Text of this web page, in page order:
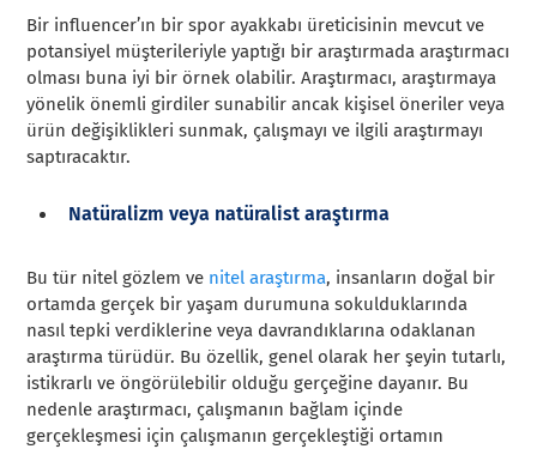
Bir influencer’ın bir spor ayakkabı üreticisinin mevcut ve
potansiyel müşterileriyle yaptığı bir araştırmada araştırmacı
olması buna iyi bir örnek olabilir. Araştırmacı, araştırmaya
yönelik önemli girdiler sunabilir ancak kişisel öneriler veya
ürün değişiklikleri sunmak, çalışmayı ve ilgili araştırmayı
saptıracaktır.
Natüralizm veya natüralist araştırma
Bu tür nitel gözlem ve nitel araştırma, insanların doğal bir
ortamda gerçek bir yaşam durumuna sokulduklarında
nasıl tepki verdiklerine veya davrandıklarına odaklanan
araştırma türüdür. Bu özellik, genel olarak her şeyin tutarlı,
istikrarlı ve öngörülebilir olduğu gerçeğine dayanır. Bu
nedenle araştırmacı, çalışmanın bağlam içinde
gerçekleşmesi için çalışmanın gerçekleştiği ortamın